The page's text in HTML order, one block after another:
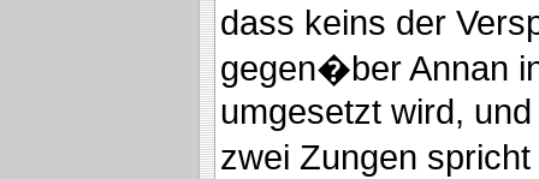
dass keins der
gegen�ber Annan
umgesetzt wird,
zwei Zungen